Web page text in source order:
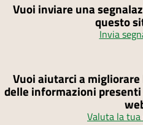
Vuoi inviare una
questo
Invia
Vuoi aiutarci a
delle informazioni
Valuta la tua